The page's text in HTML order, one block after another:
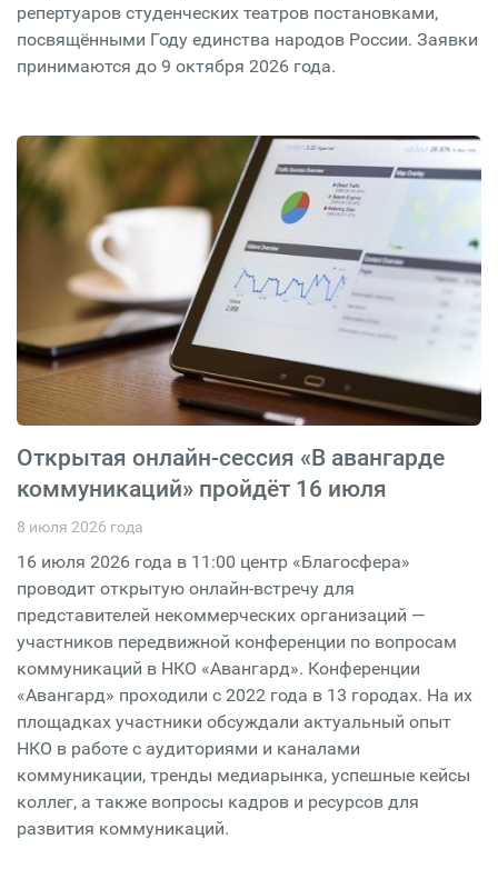
репертуаров студенческих театров постановками,
посвящёнными Году единства народов России. Заявки
принимаются до 9 октября 2026 года.
Открытая онлайн-сессия «В авангарде
коммуникаций» пройдёт 16 июля
8 июля 2026 года
16 июля 2026 года в 11:00 центр «Благосфера»
проводит открытую онлайн-встречу для
представителей некоммерческих организаций —
участников передвижной конференции по вопросам
коммуникаций в НКО «Авангард». Конференции
«Авангард» проходили с 2022 года в 13 городах. На их
площадках участники обсуждали актуальный опыт
НКО в работе с аудиториями и каналами
коммуникации, тренды медиарынка, успешные кейсы
коллег, а также вопросы кадров и ресурсов для
развития коммуникаций.